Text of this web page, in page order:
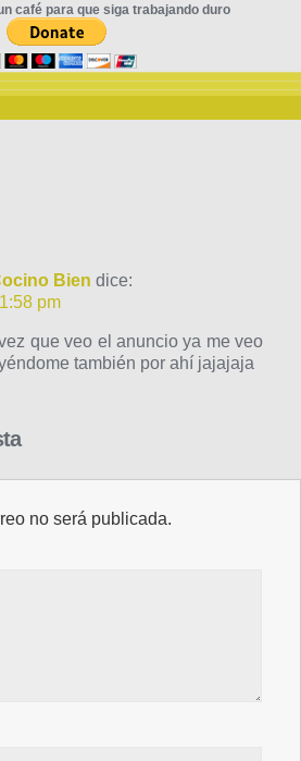
café para que siga trabajando duro
Bien dice:
pm
que veo el anuncio ya me veo
también por ahí jajajaja
no será publicada.